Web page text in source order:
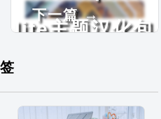
下一篇 →
lite主题汉化包